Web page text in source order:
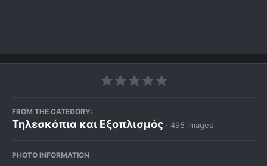
FROM THE CATEGORY:
Τηλεσκόπια και Εξοπλισμός · 495 images
PHOTO INFORMATION